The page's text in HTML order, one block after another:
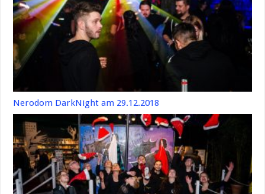
Nerodom DarkNight am 29.12.2018